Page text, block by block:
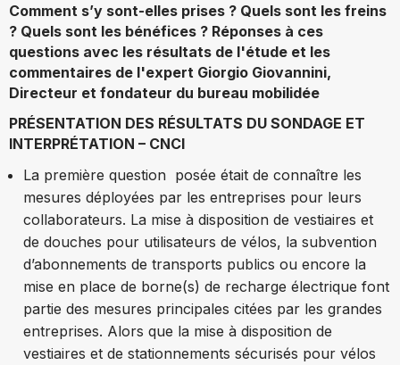
Comment s’y sont-elles prises ? Quels sont les freins
? Quels sont les bénéfices ? Réponses à ces
questions avec les résultats de l'étude et les
commentaires de l'expert Giorgio Giovannini,
Directeur et fondateur du bureau mobilidée
PRÉSENTATION DES RÉSULTATS DU SONDAGE ET
INTERPRÉTATION – CNCI
La première question posée était de connaître les
mesures déployées par les entreprises pour leurs
collaborateurs. La mise à disposition de vestiaires et
de douches pour utilisateurs de vélos, la subvention
d’abonnements de transports publics ou encore la
mise en place de borne(s) de recharge électrique font
partie des mesures principales citées par les grandes
entreprises. Alors que la mise à disposition de
vestiaires et de stationnements sécurisés pour vélos